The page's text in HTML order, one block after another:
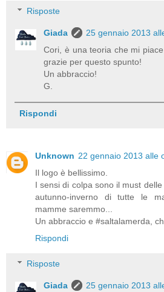
Risposte
Giada
25 gennaio 2013
Cori, è una teoria che mi
grazie per questo spunto!
Un abbraccio!
G.
Rispondi
Unknown 22 gennaio 2013 alle
Il logo è bellissimo.
I sensi di colpa sono il must
autunno-inverno di tutte le
mamme saremmo...
Un abbraccio e #saltalamerda,
Rispondi
Risposte
Giada
25 gennaio 2013